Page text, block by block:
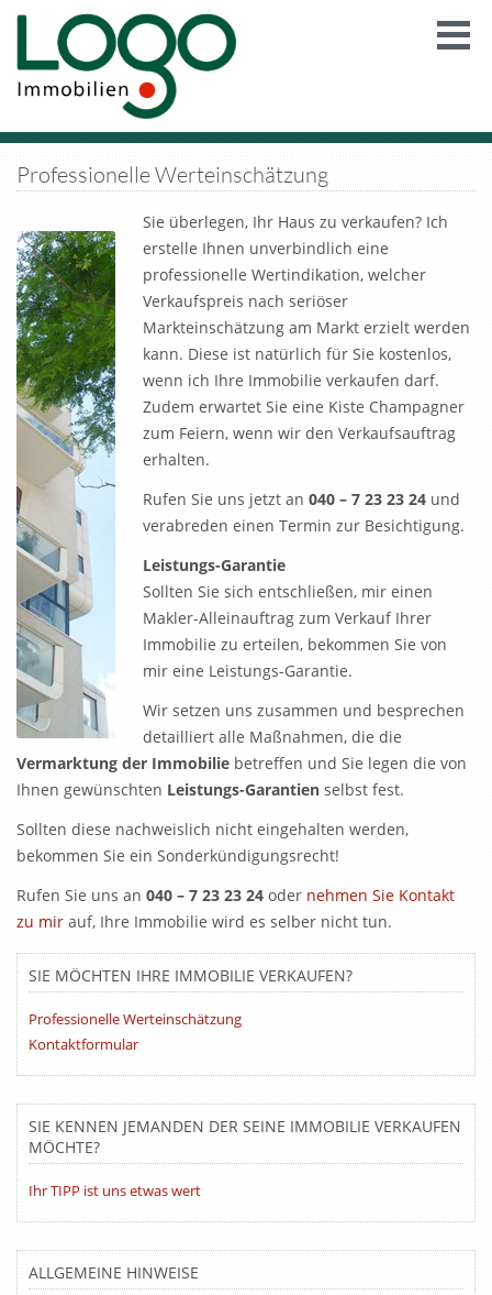
Professionelle Werteinschätzung
Sie überlegen, Ihr Haus zu verkaufen? Ich
erstelle Ihnen unverbindlich eine
professionelle Wertindikation, welcher
Verkaufspreis nach seriöser
Markteinschätzung am Markt erzielt werden
kann. Diese ist natürlich für Sie kostenlos,
wenn ich Ihre Immobilie verkaufen darf.
Zudem erwartet Sie eine Kiste Champagner
zum Feiern, wenn wir den Verkaufsauftrag
erhalten.
Rufen Sie uns jetzt an 040 – 7 23 23 24 und
verabreden einen Termin zur Besichtigung.
Leistungs-Garantie
Sollten Sie sich entschließen, mir einen
Makler-Alleinauftrag zum Verkauf Ihrer
Immobilie zu erteilen, bekommen Sie von
mir eine Leistungs-Garantie.
Wir setzen uns zusammen und besprechen
detailliert alle Maßnahmen, die die
Vermarktung der Immobilie betreffen und Sie legen die von
Ihnen gewünschten Leistungs-Garantien selbst fest.
Sollten diese nachweislich nicht eingehalten werden,
bekommen Sie ein Sonderkündigungsrecht!
Rufen Sie uns an 040 – 7 23 23 24 oder nehmen Sie Kontakt
zu mir auf, Ihre Immobilie wird es selber nicht tun.
SIE MÖCHTEN IHRE IMMOBILIE VERKAUFEN?
Professionelle Werteinschätzung
Kontaktformular
SIE KENNEN JEMANDEN DER SEINE IMMOBILIE VERKAUFEN
MÖCHTE?
Ihr TIPP ist uns etwas wert
ALLGEMEINE HINWEISE